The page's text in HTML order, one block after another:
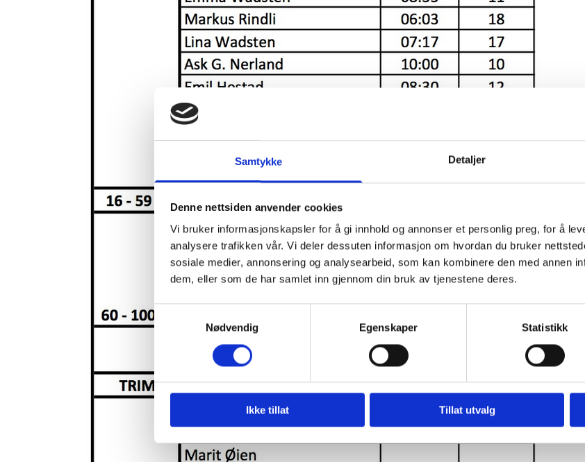
Samtykke Detaljer
Denne nettsiden anvender cookies
Vi bruker informasjonskapsler for å gi innhold og annonser et personlig preg, for å
analysere trafikken vår. Vi deler dessuten informasjon om hvordan du bruker
sosiale medier, annonsering og analysearbeid, som kan kombinere den med annen
dem, eller som de har samlet inn gjennom din bruk av tjenestene deres.
Samtykkevalg
Nødvendig
Egenskaper Statistikk
Ikke tillat Tillat utvalg